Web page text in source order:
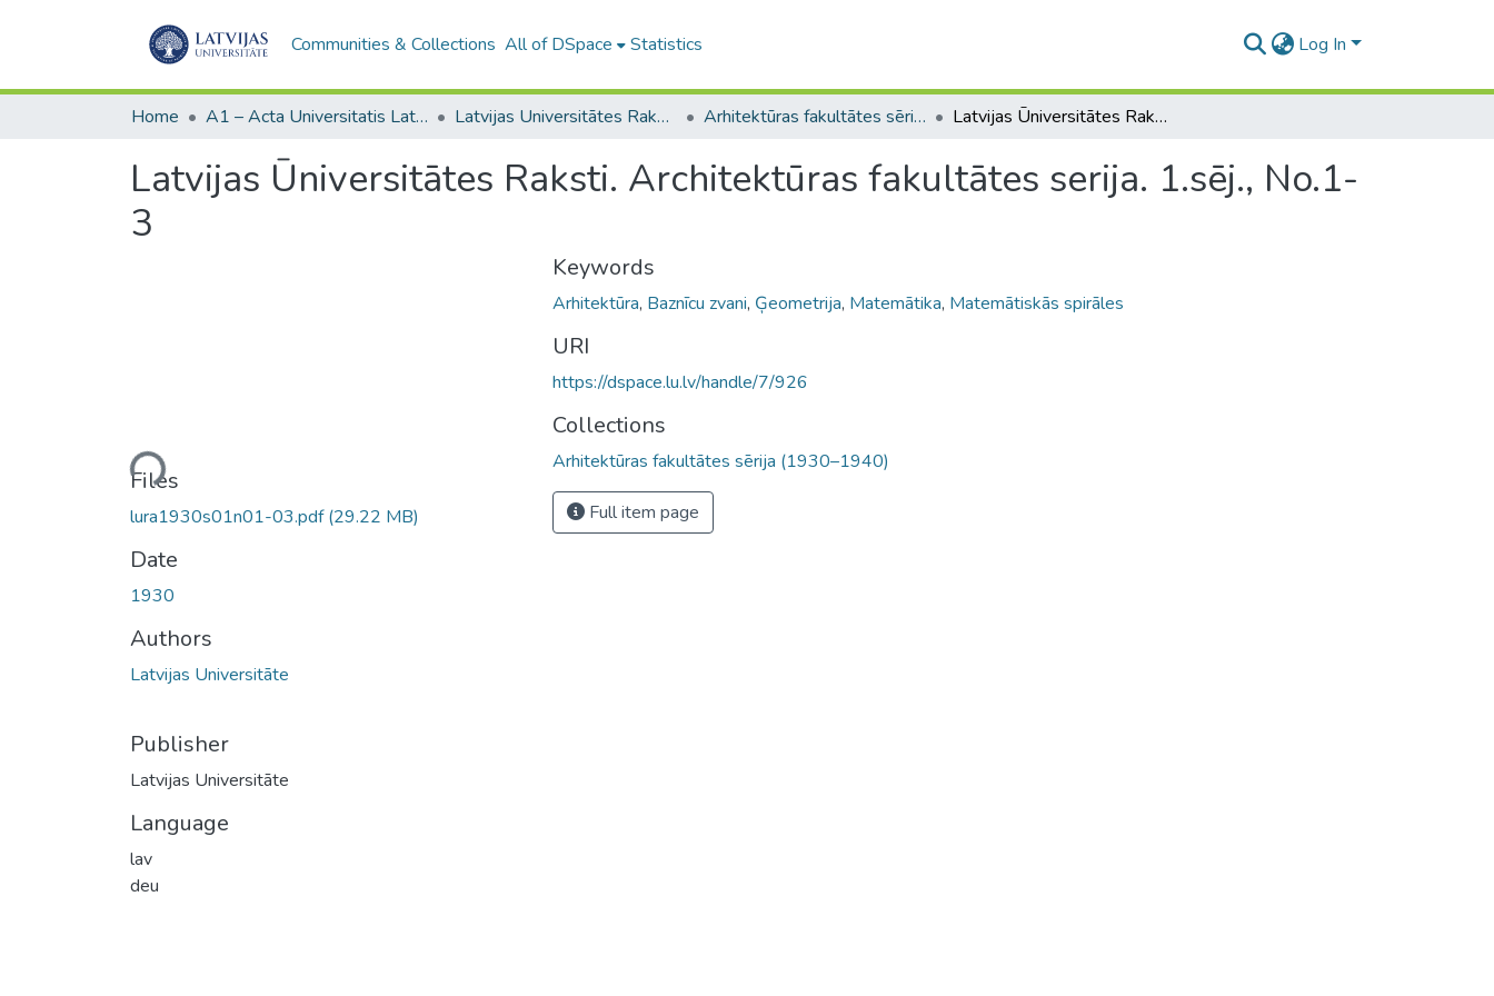
Communities & Collections All of DSpace Statistics Log In
Home A1 – Acta Universitatis Latviensis / Universitātes raksti / Scientific papers Latvijas Universitātes Raksti (1923–1943) Arhitektūras fakultātes sērija (1930–1940) Latvijas Ūniversitātes Raksti. Architektūras fakultātes serija. 1.sēj., No.1-3
Latvijas Ūniversitātes Raksti. Architektūras fakultātes serija. 1.sēj., No.1-
3
Loading...
Files
lura1930s01n01-03.pdf(29.22 MB)
Date
1930
Authors
Latvijas Universitāte
Publisher
Latvijas Universitāte
Language
lav
deu
Keywords
Arhitektūra, Baznīcu zvani, Ģeometrija, Matemātika, Matemātiskās spirāles
URI
https://dspace.lu.lv/handle/7/926
Collections
Arhitektūras fakultātes sērija (1930–1940)
Full item page